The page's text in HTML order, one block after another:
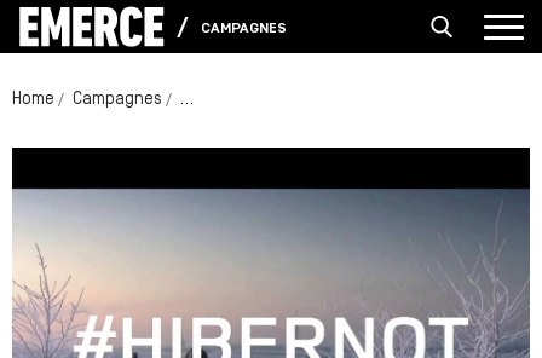
CAMPAGNES
Home Campagnes Campagnepanel: Land Rover #hibernot